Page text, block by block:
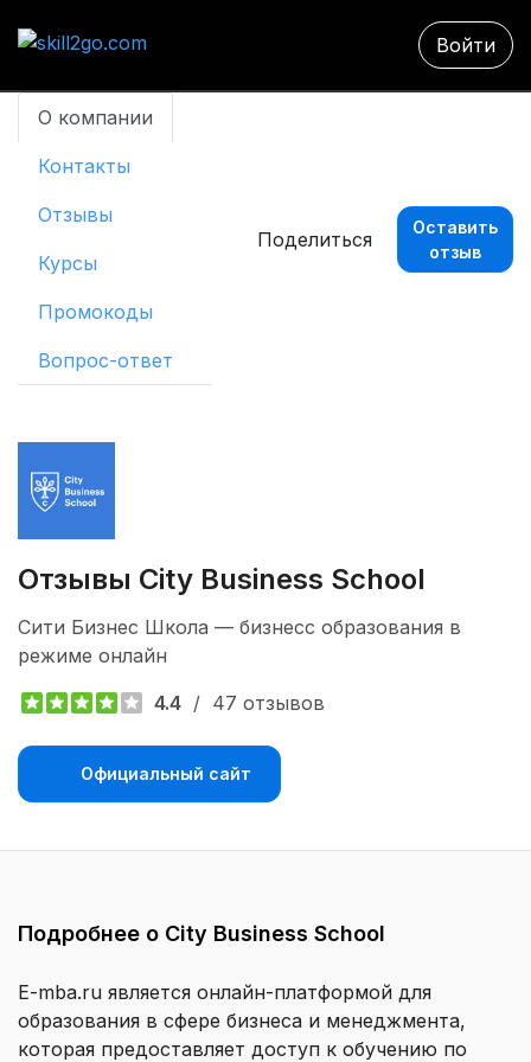
Войти
О компании
Контакты
Отзывы
Курсы
Промокоды
Вопрос-ответ
Поделиться
Оставить
отзыв
Отзывы City Business School
Сити Бизнес Школа — бизнесс образования в
режиме онлайн
4.4 / 47 отзывов
Официальный сайт
Подробнее о City Business School
E-mba.ru является онлайн-платформой для
образования в сфере бизнеса и менеджмента,
которая предоставляет доступ к обучению по